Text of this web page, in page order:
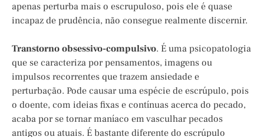
apenas perturba mais o escrupuloso, pois ele é quase
incapaz de prudência, não consegue realmente discernir.
Transtorno obsessivo-compulsivo. É uma psicopatologia
que se caracteriza por pensamentos, imagens ou
impulsos recorrentes que trazem ansiedade e
perturbação. Pode causar uma espécie de escrúpulo, pois
o doente, com ideias fixas e contínuas acerca do pecado,
acaba por se tornar maníaco em vasculhar pecados
antigos ou atuais. É bastante diferente do escrúpulo